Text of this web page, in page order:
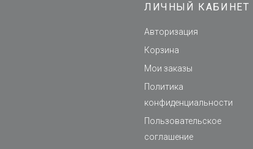
ЛИЧНЫЙ КАБИНЕТ
Авторизация
Корзина
Мои заказы
Политика
конфиденциальности
Пользовательское
соглашение